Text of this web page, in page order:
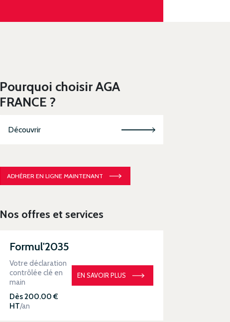
Pourquoi choisir AGA
FRANCE ?
Découvrir
ADHÉRER EN LIGNE MAINTENANT
Nos offres et services
Formul'2035
Votre déclaration
contrôlée clé en
main
Dès 200.00 €
HT/an
EN SAVOIR PLUS